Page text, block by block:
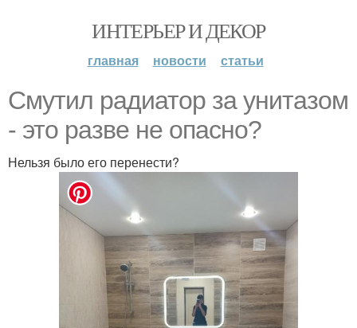
ИНТЕРЬЕР И ДЕКОР
главная новости статьи
Смутил радиатор за унитазом
- это разве не опасно?
Нельзя было его перенести?